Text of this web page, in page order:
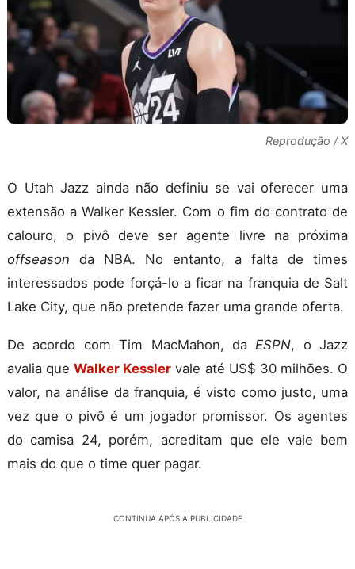
Reprodução / X
O Utah Jazz ainda não definiu se vai oferecer uma
extensão a Walker Kessler. Com o fim do contrato de
calouro, o pivô deve ser agente livre na próxima
offseason da NBA. No entanto, a falta de times
interessados pode forçá-lo a ficar na franquia de Salt
Lake City, que não pretende fazer uma grande oferta.
De acordo com Tim MacMahon, da ESPN, o Jazz
avalia queWalker Kessler vale até US$ 30 milhões. O
valor, na análise da franquia, é visto como justo, uma
vez que o pivô é um jogador promissor. Os agentes
do camisa 24, porém, acreditam que ele vale bem
mais do que o time quer pagar.
CONTINUA APÓS A PUBLICIDADE